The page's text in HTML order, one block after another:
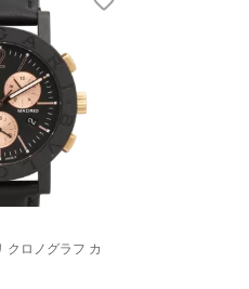
クロノグラフ カ